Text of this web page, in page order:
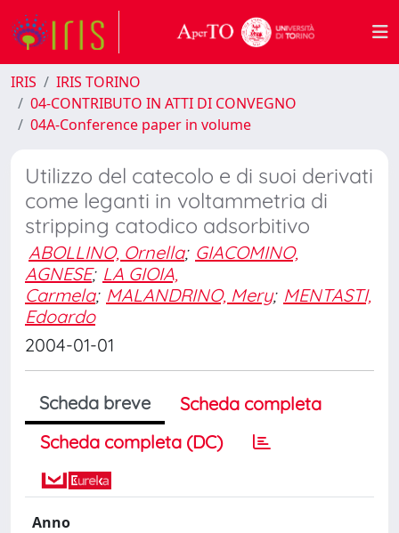
IRIS
IRIS TORINO
04-CONTRIBUTO IN ATTI DI CONVEGNO
04A-Conference paper in volume
Utilizzo del catecolo e di suoi derivati
come leganti in voltammetria di
stripping catodico adsorbitivo
ABOLLINO, Ornella; GIACOMINO,
AGNESE; LA GIOIA,
Carmela; MALANDRINO, Mery; MENTASTI,
Edoardo
2004-01-01
Scheda breve
Scheda completa
Scheda completa (DC)
Anno